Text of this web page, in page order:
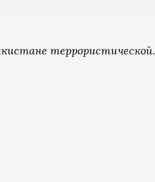
террористической.